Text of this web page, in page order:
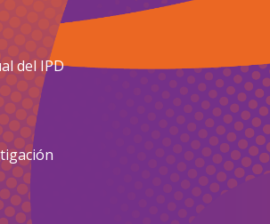
del IPD